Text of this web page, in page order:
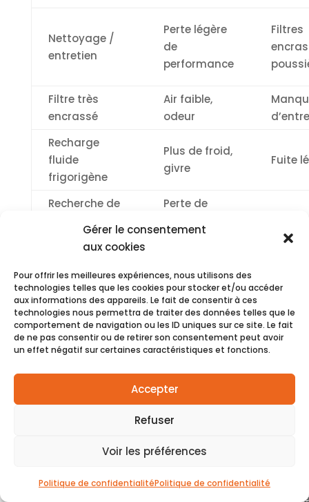
Gérer le consentement
aux cookies
Pour offrir les meilleures expériences, nous utilisons des
technologies telles que les cookies pour stocker et/ou accéder
aux informations des appareils. Le fait de consentir à ces
technologies nous permettra de traiter des données telles que le
comportement de navigation ou les ID uniques sur ce site. Le fait
de ne pas consentir ou de retirer son consentement peut avoir
un effet négatif sur certaines caractéristiques et fonctions.
Accepter
Refuser
Voir les préférences
Politique de confidentialitéPolitique de confidentialité
Nettoyage /
entretien
Perte légère
de
performance
Filtres
Filtre très
encrassé
Air faible,
odeur
Recharge
fluide
frigorigène
Plus de froid,
givre
Fuite
Recherche de
réparation
Perte de
continue
relevage HS
débordement
Carte
électronique
Clim ne
démarre plus
ou bug
Défaut
faible
incohérente
Compresseur
Pas de froid,